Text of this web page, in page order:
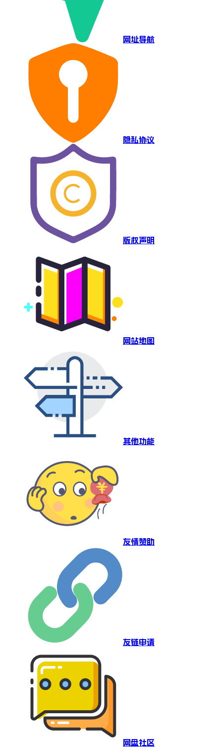
网址导航
隐私协议
版权声明
网站地图
其他功能
友情赞助
友链申请
网盘社区